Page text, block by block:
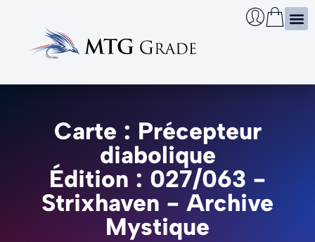
Carte : Précepteur
diabolique
Édition : 027/063 -
Strixhaven - Archive
Mystique